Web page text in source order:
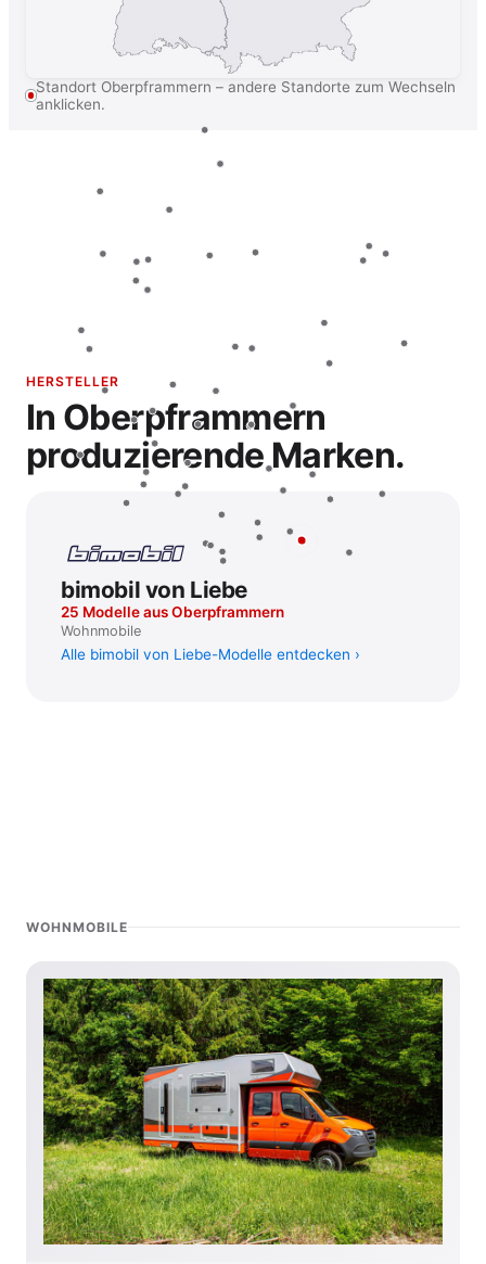
Standort Oberpframmern – andere Standorte zum Wechseln
anklicken.
HERSTELLER
In Oberpframmern
produzierende Marken.
bimobil von Liebe
25 Modelle aus Oberpframmern
Wohnmobile
Alle bimobil von Liebe-Modelle entdecken
WOHNMOBILE